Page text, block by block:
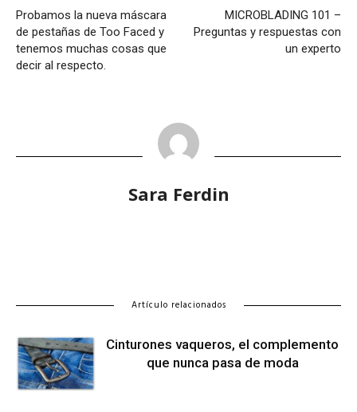
Probamos la nueva máscara
de pestañas de Too Faced y
tenemos muchas cosas que
decir al respecto.
MICROBLADING 101 –
Preguntas y respuestas con
un experto
Sara Ferdin
Artículo relacionados
Cinturones vaqueros, el complemento
que nunca pasa de moda